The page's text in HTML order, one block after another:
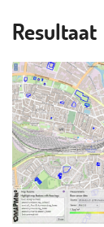
Resultaat